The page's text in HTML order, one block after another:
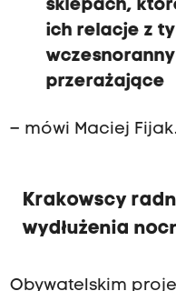
sklepach,
ich relacje z
przerażające
– mówi Maciej Fijak.
Krakowscy
wydłużenia
Obywatelskim